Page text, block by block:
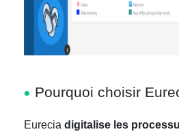
Pourquoi choisir
Eurecia digitalise les